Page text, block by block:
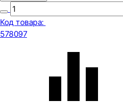
Код товара:
578097